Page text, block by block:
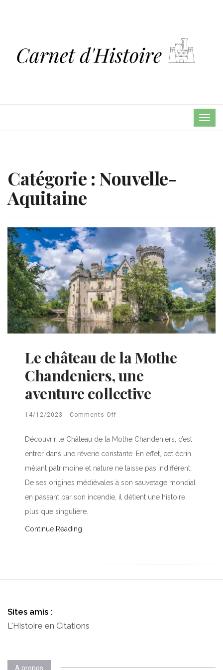
Catégorie : Nouvelle-
Aquitaine
Le château de la Mothe
Chandeniers, une
aventure collective
14/12/2023 Comments Off
Découvrir le Château de la Mothe Chandeniers, c’est
entrer dans une rêverie constante. En effet, cet écrin
mêlant patrimoine et nature ne laisse pas indifférent.
De ses origines médiévales à son sauvetage mondial
en passant par son incendie, il détient une histoire
plus que singulière.
Continue Reading
Sites amis :
L'Histoire en Citations
A propos